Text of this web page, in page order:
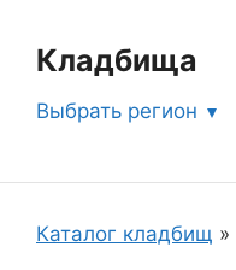
содержимому
Кладбища
Выбрать регион
Каталог кладбищ »